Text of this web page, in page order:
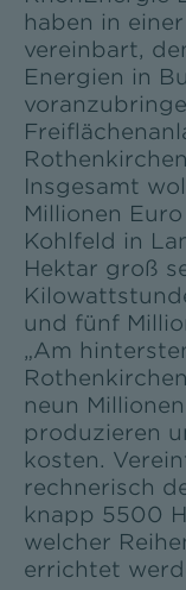
haben in
vereinbart,
Energien in
Insgesamt
Millionen
Kohlfeld in
Hektar groß
und fünf
„Am
neun
produzieren
kosten.
rechnerisch
knapp 5500
welcher
errichtet